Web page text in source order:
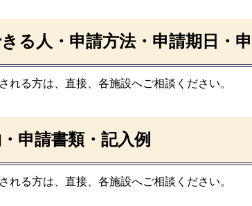
る人・申請方法・申請期日・
れる方は、直接、各施設へご相談ください。
申請書類・記入例
れる方は、直接、各施設へご相談ください。